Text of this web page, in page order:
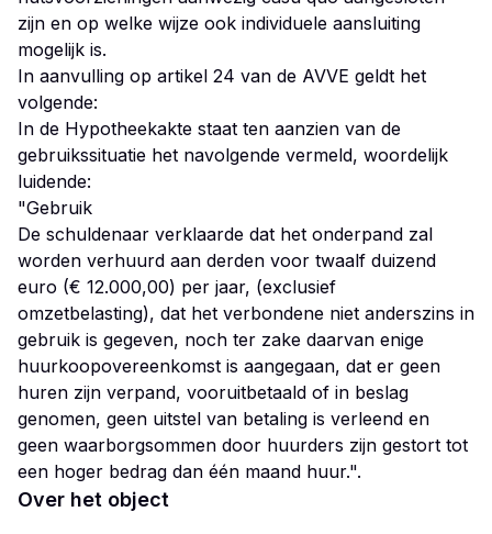
zijn en op welke wijze ook individuele aansluiting
mogelijk is.
In aanvulling op artikel 24 van de AVVE geldt het
volgende:
In de Hypotheekakte staat ten aanzien van de
gebruikssituatie het navolgende vermeld, woordelijk
luidende:
"Gebruik
De schuldenaar verklaarde dat het onderpand zal
worden verhuurd aan derden voor twaalf duizend
euro (€ 12.000,00) per jaar, (exclusief
omzetbelasting), dat het verbondene niet anderszins in
gebruik is gegeven, noch ter zake daarvan enige
huurkoopovereenkomst is aangegaan, dat er geen
huren zijn verpand, vooruitbetaald of in beslag
genomen, geen uitstel van betaling is verleend en
geen waarborgsommen door huurders zijn gestort tot
Over het object